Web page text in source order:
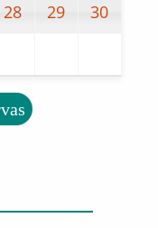
28 29
30
cantidad